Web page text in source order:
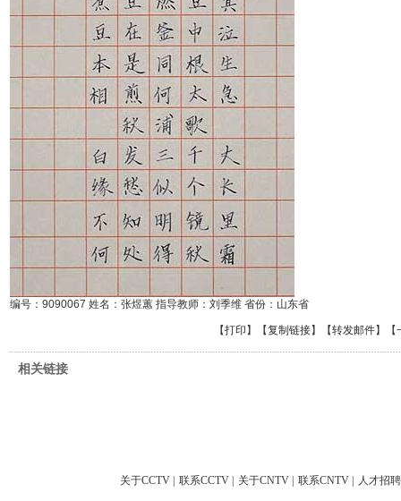
编号：9090067 姓名：张煜蕙 指导教师：刘季维 省份：山东省
【打印 】【复制链接】【转发邮件】
相关链接
关于CCTV 联系CCTV 关于CNTV 联系CNTV 人才招聘